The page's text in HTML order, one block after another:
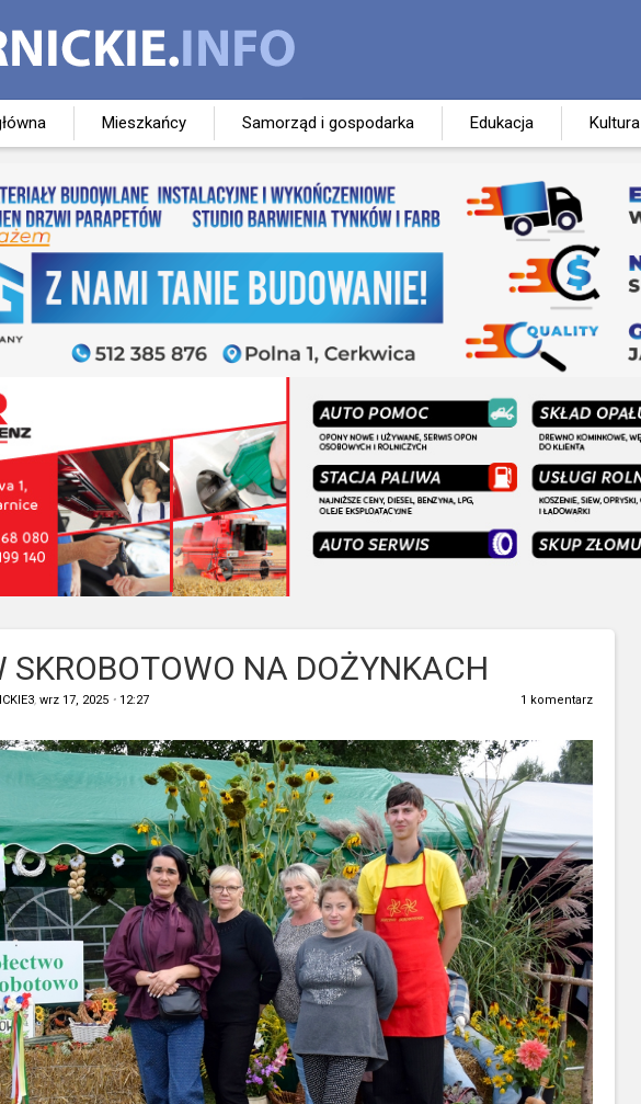
Mieszkańcy Samorząd i gospodarka Edukacja Kultura
SKROBOTOWO NA DOŻYNKACH
, wrz 17, 2025• 12:27 1 komentarz